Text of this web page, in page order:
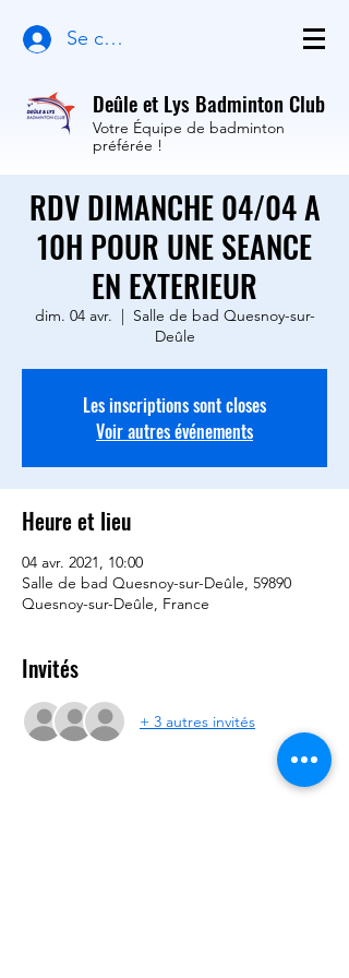
Se connecter
Deûle et Lys Badminton Club
Votre Équipe de badminton
préférée !
RDV DIMANCHE 04/04 A
10H POUR UNE SEANCE
EN EXTERIEUR
dim. 04 avr.
  |
Salle de bad Quesnoy-sur-
Deûle
Les inscriptions sont closes
Voir autres événements
Heure et lieu
04 avr. 2021, 10:00
Salle de bad Quesnoy-sur-Deûle, 59890
Quesnoy-sur-Deûle, France
Invités
+ 3 autres invités